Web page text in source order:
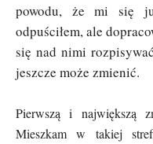
powodu, że mi się
odpuściłem, ale
się nad nimi
jeszcze może zmienić.
Pierwszą i największą
Mieszkam w takiej